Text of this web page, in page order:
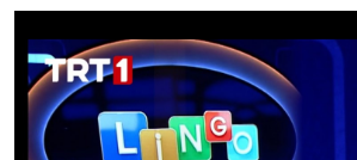
Kamu Kurumları ve Üst Kurullar
Resmi Reklamlar